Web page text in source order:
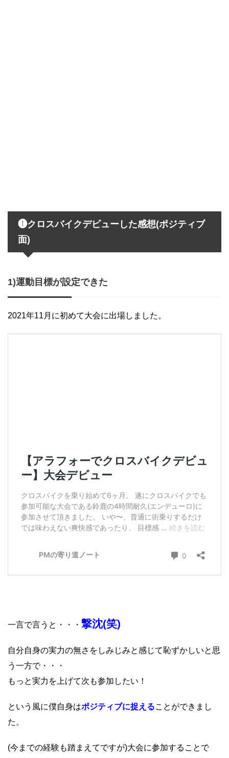
❶クロスバイクデビューした感想(ポジティブ
面)
1)運動目標が設定できた
2021年11月に初めて大会に出場しました。
一言で言うと・・・ 撃沈(笑)
自分自身の実力の無さをしみじみと感じて恥ずかしいと思
う一方で・・・
もっと実力を上げて次も参加したい！
という風に僕自身はポジティブに捉えることができまし
た。
(今までの経験も踏まえてですが)大会に参加することで